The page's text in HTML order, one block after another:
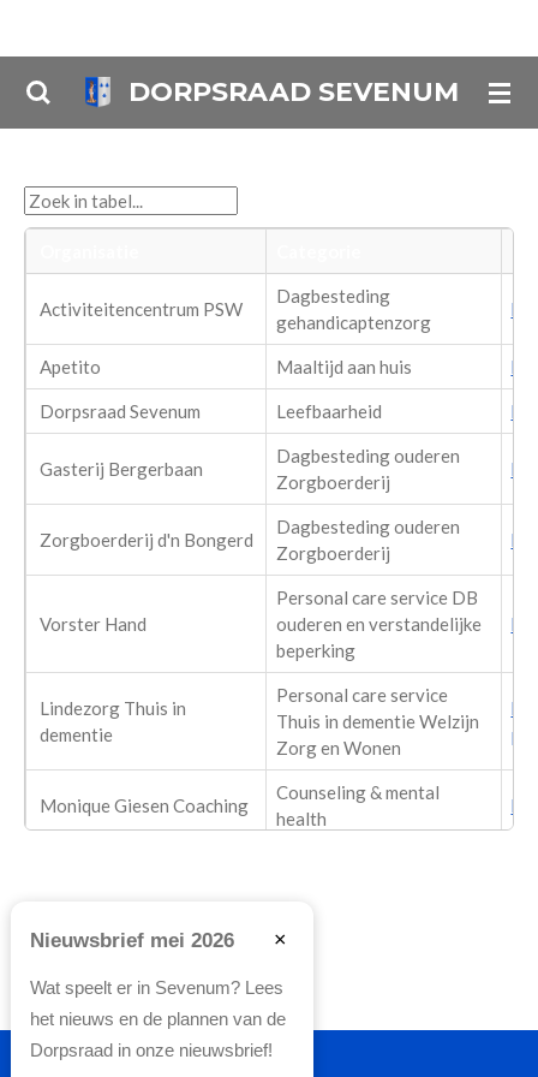
direct
naar
de
DORPSRAAD SEVENUM
Activiteitencentrum PSW
Dagbesteding
gehandicaptenzorg
Apetito Maaltijd aan huis
Dorpsraad Sevenum Leefbaarheid
Gasterij Bergerbaan
Dagbesteding ouderen
Zorgboerderij
Zorgboerderij d'n Bongerd
Dagbesteding ouderen
Zorgboerderij
Vorster Hand
Personal care service DB
ouderen en verstandelijke
beperking
Lindezorg Thuis in
dementie
Personal care service
Thuis in dementie Welzijn
Zorg en Wonen
Monique Giesen Coaching
Counseling & mental
health
Zonnebloem Algemeen welzijn
Tand Unique
Gonnie Eijkemans Tandartsenpraktijk
Kinder Fysiotherapie
Nieuwsbrief mei 2026 ×
Wat speelt er in Sevenum? Lees
het nieuws en de plannen van de
Dorpsraad in onze nieuwsbrief!